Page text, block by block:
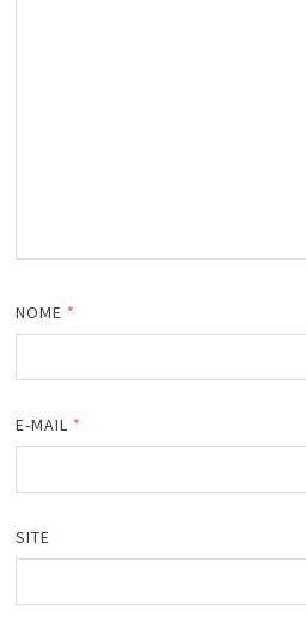
NOME *
E-MAIL *
SITE